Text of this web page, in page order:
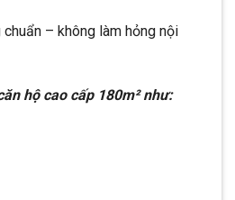
– không làm hỏng nội
hộ cao cấp 180m² như: